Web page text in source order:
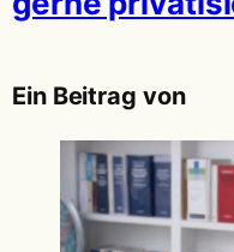
Ein Beitrag von